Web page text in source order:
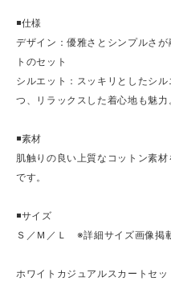
◾️仕様
デザイン：優雅さとシンプルさ
トのセット
シルエット：スッキリとしたシ
つ、リラックスした着心地も魅力
◾️素材
肌触りの良い上質なコットン素
です。
◾️サイズ
Ｓ／Ｍ／Ｌ ※詳細サイズ画像掲
ホワイトカジュアルスカートセ